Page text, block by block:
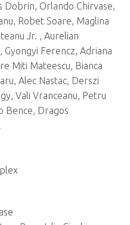
Dobrin, Orlando Chirvase,
Robet Soare, Maglina
Jr. , Aurelian
Gyongyi Ferencz, Adriana
Miti Mateescu, Bianca
Alec Nastac, Derszi
Vali Vranceanu, Petru
Bence, Dragos